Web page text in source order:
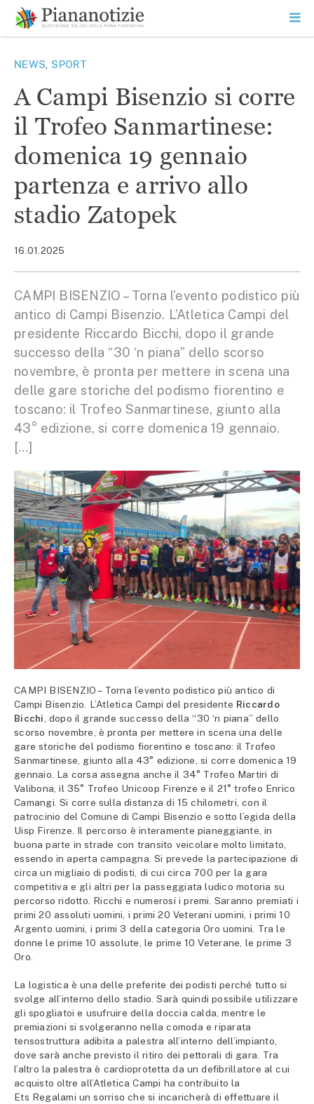
contenuto
SEARCH
NEWS ,SPORT
A Campi Bisenzio si corre
il Trofeo Sanmartinese:
domenica 19 gennaio
partenza e arrivo allo
stadio Zatopek
16.01.2025
CAMPI BISENZIO – Torna l’evento podistico più
antico di Campi Bisenzio. L’Atletica Campi del
presidente Riccardo Bicchi, dopo il grande
successo della “30 ‘n piana” dello scorso
novembre, è pronta per mettere in scena una
delle gare storiche del podismo fiorentino e
toscano: il Trofeo Sanmartinese, giunto alla
43° edizione, si corre domenica 19 gennaio.
[…]
CAMPI BISENZIO – Torna l’evento podistico più antico di
Campi Bisenzio. L’Atletica Campi del presidente Riccardo
Bicchi, dopo il grande successo della “30 ‘n piana” dello
scorso novembre, è pronta per mettere in scena una delle
gare storiche del podismo fiorentino e toscano: il Trofeo
Sanmartinese, giunto alla 43° edizione, si corre domenica 19
gennaio. La corsa assegna anche il 34° Trofeo Martiri di
Valibona, il 35° Trofeo Unicoop Firenze e il 21° trofeo Enrico
Camangi. Si corre sulla distanza di 15 chilometri, con il
patrocinio del Comune di Campi Bisenzio e sotto l’egida della
Uisp Firenze. Il percorso è interamente pianeggiante, in
buona parte in strade con transito veicolare molto limitato,
essendo in aperta campagna. Si prevede la partecipazione di
circa un migliaio di podisti, di cui circa 700 per la gara
competitiva e gli altri per la passeggiata ludico motoria su
percorso ridotto. Ricchi e numerosi i premi. Saranno premiati i
primi 20 assoluti uomini, i primi 20 Veterani uomini, i primi 10
Argento uomini, i primi 3 della categoria Oro uomini. Tra le
donne le prime 10 assolute, le prime 10 Veterane, le prime 3
Oro.
La logistica è una delle preferite dei podisti perché tutto si
svolge all’interno dello stadio. Sarà quindi possibile utilizzare
gli spogliatoi e usufruire della doccia calda, mentre le
premiazioni si svolgeranno nella comoda e riparata
tensostruttura adibita a palestra all’interno dell’impianto,
dove sarà anche previsto il ritiro dei pettorali di gara. Tra
l’altro la palestra è cardioprotetta da un defibrillatore al cui
acquisto oltre all’Atletica Campi ha contribuito la
Ets Regalami un sorriso che si incaricherà di effettuare il